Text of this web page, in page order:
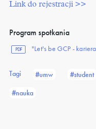
Link do rejestracji >>
Program spotkania
PDF "Let's be GCP -
Tagi #umw #student
#nauka